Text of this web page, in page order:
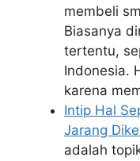
membeli
Biasanya
tertentu,
Indonesia.
karena
Intip Hal
Jarang
adalah